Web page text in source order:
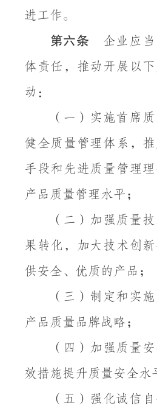
进工作。
第六条 企业应当
体责任，推动开展以
动：
（一）实施首席
健全质量管理体系，
手段和先进质量管理
产品质量管理水平；
（二）加强质量
果转化，加大技术创
供安全、优质的产品；
（三）制定和实
产品质量品牌战略；
（四）加强质量
效措施提升质量安全水
（五）强化诚信